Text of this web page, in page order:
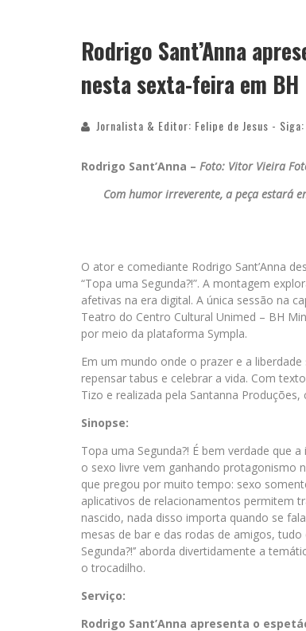
Rodrigo Sant’Anna
nesta sexta-feira em BH
Jornalista & Editor: Felipe de Jesus -
Rodrigo Sant’Anna – Foto: Vitor Vieira
Com humor irreverente, a peça estará
O ator e comediante Rodrigo Sant’Anna
“Topa uma Segunda?!”. A montagem
afetivas na era digital. A única sessão na
Teatro do Centro Cultural Unimed – BH
por meio da plataforma Sympla.
Em um mundo onde o prazer e a
repensar tabus e celebrar a vida. Com
Tizo e realizada pela Santanna
Sinopse:
Topa uma Segunda?! É bem verdade que
o sexo livre vem ganhando protagonismo
que pregou por muito tempo: sexo
aplicativos de relacionamentos permitem
nascido, nada disso importa quando se
mesas de bar e das rodas de amigos,
Segunda?!’’ aborda divertidamente a
o trocadilho.
Serviço:
Rodrigo Sant’Anna apresenta o